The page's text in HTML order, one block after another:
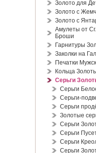
Золото для
Золото с
Золото с
Амулеты от
Броши
Гарнитуры
Заколки на
Печатки
Кольца
Серьги
Серьги
Серьги-
Серьги
Золотые
Серьги
Серьги
Серьги
Серьги